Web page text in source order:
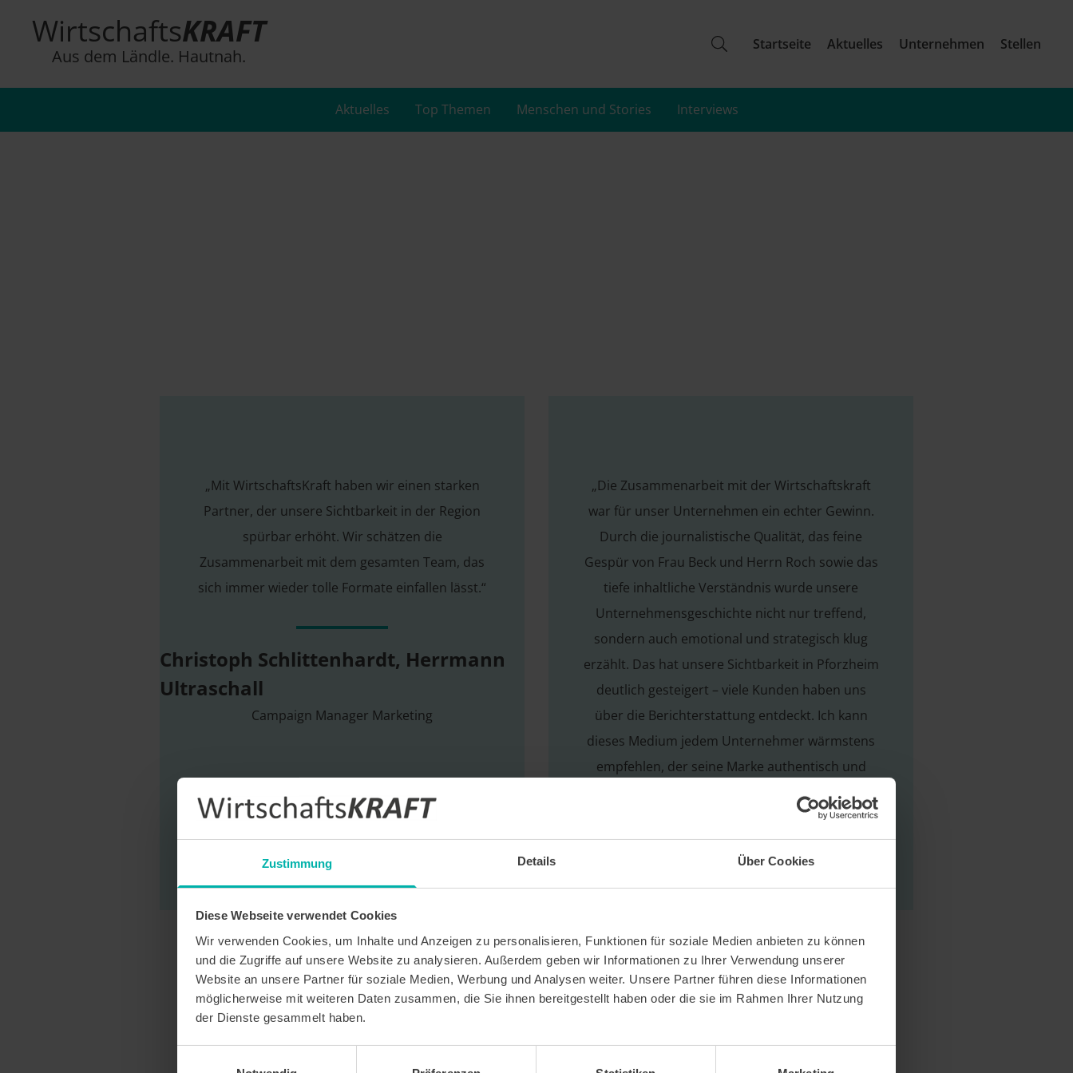
Zustimmung Details Über Cookies
Diese Webseite verwendet Cookies
Wir verwenden Cookies, um Inhalte und Anzeigen zu personalisieren, Funktionen für soziale Medien anbieten zu können
und die Zugriffe auf unsere Website zu analysieren. Außerdem geben wir Informationen zu Ihrer Verwendung unserer
Website an unsere Partner für soziale Medien, Werbung und Analysen weiter. Unsere Partner führen diese Informationen
möglicherweise mit weiteren Daten zusammen, die Sie ihnen bereitgestellt haben oder die sie im Rahmen Ihrer Nutzung
der Dienste gesammelt haben.
WirtschaftsKRAFT
Aus dem Ländle. Hautnah.
Startseite Aktuelles Unternehmen Stellen
Aktuelles Top Themen Menschen und Stories Interviews
„Mit WirtschaftsKraft haben wir einen starken
Partner, der unsere Sichtbarkeit in der Region
spürbar erhöht. Wir schätzen die
Zusammenarbeit mit dem gesamten Team, das
sich immer wieder tolle Formate einfallen lässt.“
Christoph Schlittenhardt, Herrmann
Ultraschall
Campaign Manager Marketing
„Die Zusammenarbeit mit der Wirtschaftskraft
war für unser Unternehmen ein echter Gewinn.
Durch die journalistische Qualität, das feine
Gespür von Frau Beck und Herrn Roch sowie das
tiefe inhaltliche Verständnis wurde unsere
Unternehmensgeschichte nicht nur treffend,
sondern auch emotional und strategisch klug
erzählt. Das hat unsere Sichtbarkeit in Pforzheim
deutlich gesteigert – viele Kunden haben uns
über die Berichterstattung entdeckt. Ich kann
dieses Medium jedem Unternehmer wärmstens
empfehlen, der seine Marke authentisch und
wirkungsvoll präsentieren möchte.“
Fabian Böhm, BÖHM Hörakustik